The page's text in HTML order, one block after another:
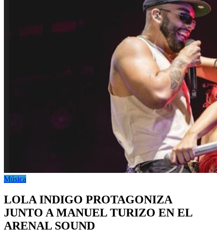
Música
LOLA INDIGO PROTAGONIZA
JUNTO A MANUEL TURIZO EN EL
ARENAL SOUND